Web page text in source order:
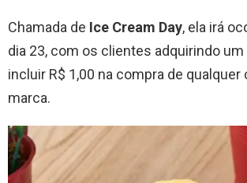
Chamada de Ice Cream Day, ela irá
dia 23, com os clientes adquirindo
incluir R$ 1,00 na compra de qualquer
marca.